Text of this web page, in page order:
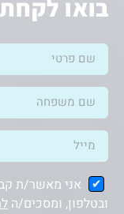
בואו
אני מאשר/ת
ובטלפון, ומסכים/ה